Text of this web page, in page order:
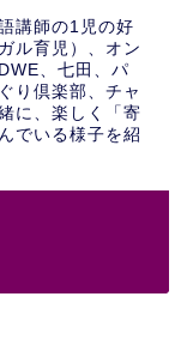
講師の1児の好
ル育児）、オン
、七田、パ
り倶楽部、チャ
に、楽しく「寄
でいる様子を紹